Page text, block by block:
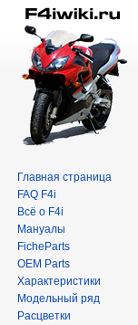
Главная страница
FAQ F4i
Всё о F4i
Мануалы
FicheParts
OEM Parts
Характеристики
Модельный ряд
Расцветки